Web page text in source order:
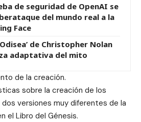
de seguridad de OpenAI se
del mundo real a la
Face
de Christopher Nolan
adaptativa del mito
de la creación.
sobre la creación de los
versiones muy diferentes de la
el Libro del Génesis.